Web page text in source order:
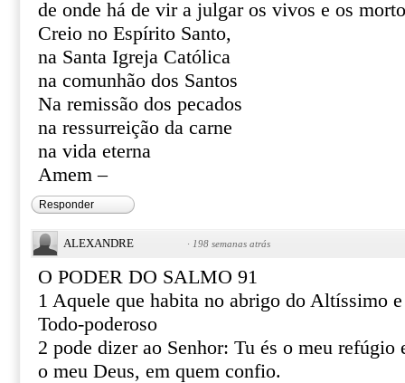
de onde há de vir a julgar os vivos e os
Creio no Espírito Santo,
na Santa Igreja Católica
na comunhão dos Santos
Na remissão dos pecados
na ressurreição da carne
na vida eterna
Amem –
Responder
ALEXANDRE · 198 semanas atrás
O PODER DO SALMO 91
1 Aquele que habita no abrigo do Altíssimo
Todo-poderoso
2 pode dizer ao Senhor: Tu és o meu refúgio
o meu Deus, em quem confio.